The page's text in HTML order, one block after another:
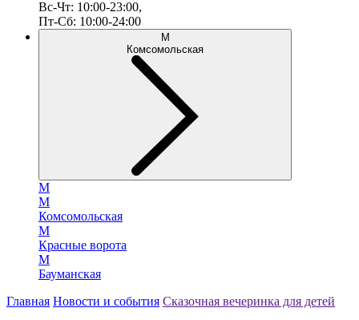
Вс-Чт: 10:00-23:00,
Пт-Сб: 10:00-24:00
М
Комсомольская
М
М
Комсомольская
М
Красные ворота
М
Бауманская
Главная Новости и события Сказочная вечеринка для детей